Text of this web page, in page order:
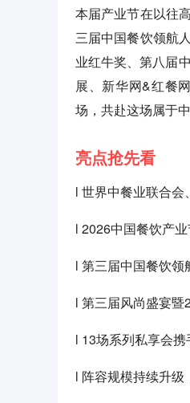
本届产业节在以往
三届中国餐饮领航
业红牛奖、第八届
展、新华网&红餐
场，共赴这场属于
亮点抢先看
l 世界中餐业联合会
l 2026中国餐饮产
l 第三届中国餐饮领
l 第三届风尚盛宴暨
l 13场系列私享会
l 阵容规模持续升级